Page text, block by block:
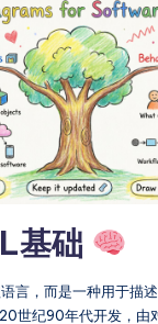
基础
言，而是一种用于描
世纪90年代开发，由